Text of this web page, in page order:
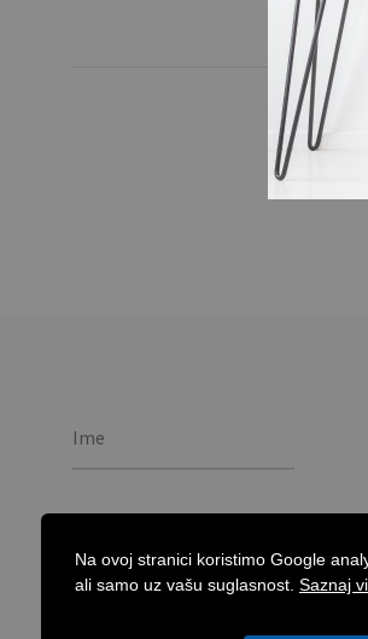
Na ovoj stranici koristimo Google
ali samo uz vašu suglasnost. Saznaj